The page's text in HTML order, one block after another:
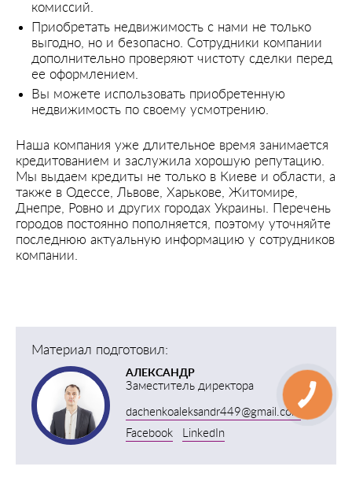
комиссий.
Приобретать недвижимость с нами не только
выгодно, но и безопасно. Сотрудники компании
дополнительно проверяют чистоту сделки перед
ее оформлением.
Вы можете использовать приобретенную
недвижимость по своему усмотрению.
Наша компания уже длительное время занимается
кредитованием и заслужила хорошую репутацию.
Мы выдаем кредиты не только в Киеве и области, а
также в Одессе, Львове, Харькове, Житомире,
Днепре, Ровно и других городах Украины. Перечень
городов постоянно пополняется, поэтому уточняйте
последнюю актуальную информацию у сотрудников
компании.
Материал подготовил:
АЛЕКСАНДР
Заместитель директора
dachenkoaleksandr449@gmail.com
Facebook
LinkedIn